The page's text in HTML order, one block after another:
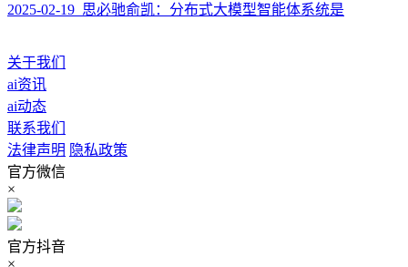
2025-02-19 思必驰俞凯：分布式大模型智能体系统是
关于我们
ai资讯
ai动态
联系我们
法律声明 隐私政策
官方微信
×
官方抖音
×